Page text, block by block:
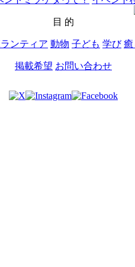
目 的
ンティア 動物 子ども 学び 癒
掲載希望 お問い合わせ